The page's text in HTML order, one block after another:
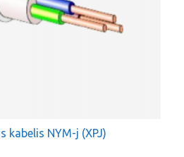
kabelis NYM-j (XPJ)